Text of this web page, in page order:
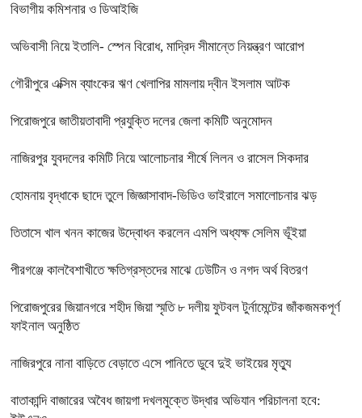
বিভাগীয় কমিশনার ও ডিআইজি
অভিবাসী নিয়ে ইতালি- স্পেন বিরোধ, মাদ্রিদ সীমান্তে নিয়ন্ত্রণ আরোপ
গৌরীপুরে এক্সিম ব্যাংকের ঋণ খেলাপির মামলায় দ্বীন ইসলাম আটক
পিরোজপুরে জাতীয়তাবাদী প্রযুক্তি দলের জেলা কমিটি অনুমোদন
নাজিরপুর যুবদলের কমিটি নিয়ে আলোচনার শীর্ষে লিলন ও রাসেল সিকদার
হোমনায় বৃদ্ধাকে ছাদে তুলে জিজ্ঞাসাবাদ-ভিডিও ভাইরালে সমালোচনার ঝড়
তিতাসে খাল খনন কাজের উদ্বোধন করলেন এমপি অধ্যক্ষ সেলিম ভূঁইয়া
পীরগঞ্জে কালবৈশাখীতে ক্ষতিগ্রস্তদের মাঝে ঢেউটিন ও নগদ অর্থ বিতরণ
পিরোজপুরের জিয়ানগরে শহীদ জিয়া স্মৃতি ৮ দলীয় ফুটবল টুর্নামেন্টের জাঁকজমকপূর্ণ
ফাইনাল অনুষ্ঠিত
নাজিরপুরে নানা বাড়িতে বেড়াতে এসে পানিতে ডুবে দুই ভাইয়ের মৃত্যু
বাতাকান্দি বাজারের অবৈধ জায়গা দখলমুক্তে উদ্ধার অভিযান পরিচালনা হবে: